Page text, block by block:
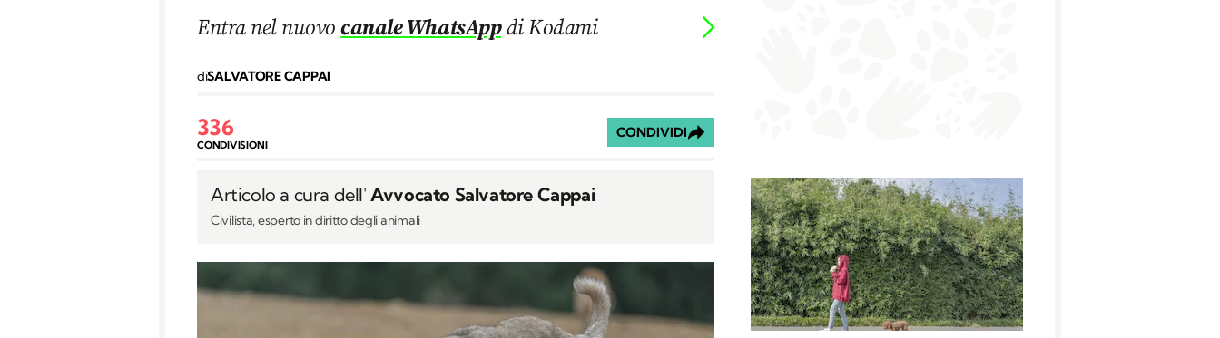
Entra nel nuovocanale WhatsAppdi Kodami
diSALVATORE CAPPAI
336
CONDIVISIONI
CONDIVIDI
Articolo a cura dell'Avvocato Salvatore Cappai
Civilista, esperto in diritto degli animali